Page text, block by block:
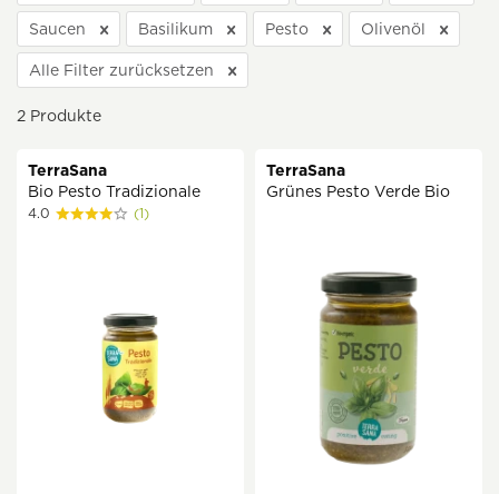
Saucen Basilikum Pesto Olivenöl
Alle Filter zurücksetzen
2 Produkte
TerraSana
Bio Pesto Tradizionale
4.0 (1)
TerraSana
Grünes Pesto Verde Bio